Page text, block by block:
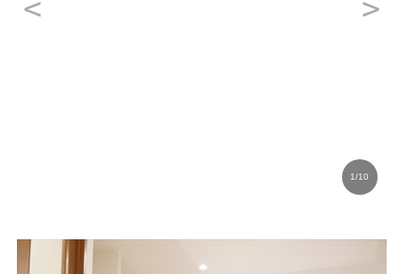
1/10